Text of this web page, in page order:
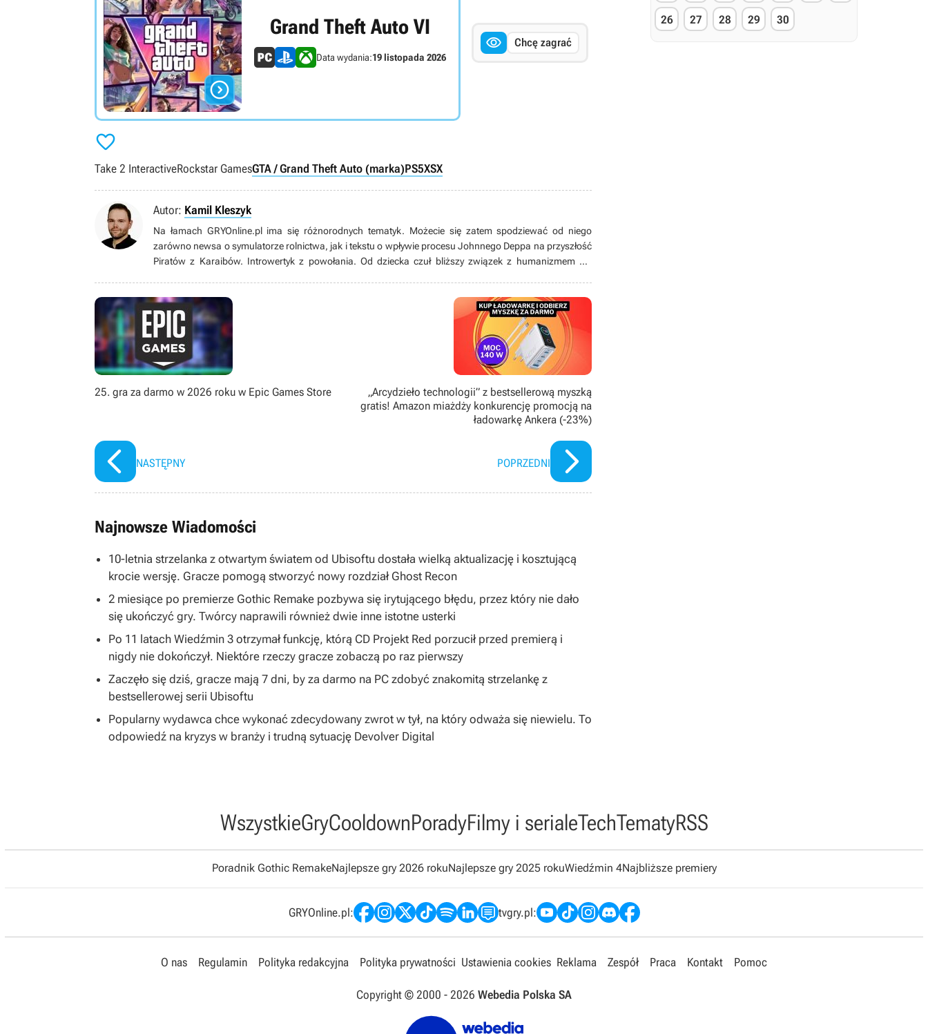

Grand Theft Auto VI
Data wydania:19 listopada 2026
 Chcę zagrać

Take 2 InteractiveRockstar GamesGTA / Grand Theft Auto (marka)PS5XSX
Autor: Kamil Kleszyk
Na łamach GRYOnline.pl ima się różnorodnych tematyk. Możecie się zatem spodziewać od niego
zarówno newsa o symulatorze rolnictwa, jak i tekstu o wpływie procesu Johnnego Deppa na przyszłość
Piratów z Karaibów. Introwertyk z powołania. Od dziecka czuł bliższy związek z humanizmem niż
którym jest dzisiaj.
25. gra za darmo w 2026 roku w Epic Games Store
NASTĘPNY
„Arcydzieło technologii” z bestsellerową myszką
gratis! Amazon miażdży konkurencję promocją na
ładowarkę Ankera (-23%)
POPRZEDNI
Najnowsze Wiadomości
10-letnia strzelanka z otwartym światem od Ubisoftu dostała wielką aktualizację i kosztującą
krocie wersję. Gracze pomogą stworzyć nowy rozdział Ghost Recon
2 miesiące po premierze Gothic Remake pozbywa się irytującego błędu, przez który nie dało
się ukończyć gry. Twórcy naprawili również dwie inne istotne usterki
Po 11 latach Wiedźmin 3 otrzymał funkcję, którą CD Projekt Red porzucił przed premierą i
nigdy nie dokończył. Niektóre rzeczy gracze zobaczą po raz pierwszy
Zaczęło się dziś, gracze mają 7 dni, by za darmo na PC zdobyć znakomitą strzelankę z
bestsellerowej serii Ubisoftu
Popularny wydawca chce wykonać zdecydowany zwrot w tył, na który odważa się niewielu. To
odpowiedź na kryzys w branży i trudną sytuację Devolver Digital
26 27 28 29 30
WszystkieGryCooldownPoradyFilmy i serialeTechTematyRSS
Poradnik Gothic RemakeNajlepsze gry 2026 rokuNajlepsze gry 2025 rokuWiedźmin 4Najbliższe premiery
GRYOnline.pl: tvgry.pl:
O nas Regulamin Polityka redakcyjna Polityka prywatności Ustawienia cookies Reklama Zespół Praca Kontakt Pomoc
Copyright © 2000 - 2026 Webedia Polska SA